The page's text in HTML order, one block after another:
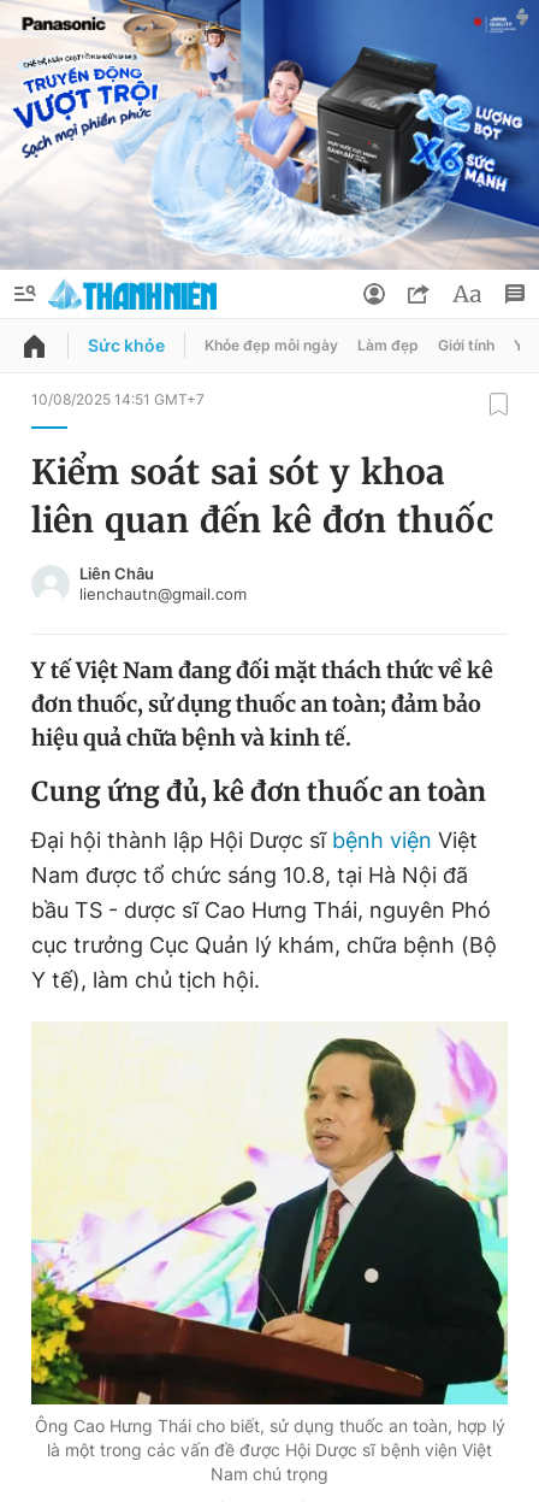
QUẢNG CÁO ĐẶT BÁO
Chuyên mục
Chuyên mục khác
Tin thị trường Tin 360
Magazine
Sản phẩm khác
Tiện ích Bạn cần biết
Thông tin tòa soạn
Đọc Thanh Niên trên điện thoại
Theo dõi báo trên
Hotline
0906 645 777
Liên hệ quảng cáo
0908 780 404
RSS Tòa soạn
Đổi mật khẩu
Tin đã lưu
Tin đã xem
Đăng xuất
Sức khỏe Khỏe đẹp mỗi ngày Làm đẹp Giới tính Y
10/08/2025 14:51 GMT+7
Kiểm soát sai sót y khoa
liên quan đến kê đơn thuốc
Liên Châu
lienchautn@gmail.com
Y tế Việt Nam đang đối mặt thách thức về kê
đơn thuốc, sử dụng thuốc an toàn; đảm bảo
hiệu quả chữa bệnh và kinh tế.
Cung ứng đủ, kê đơn thuốc an toàn
Đại hội thành lập Hội Dược sĩ bệnh viện Việt
Nam được tổ chức sáng 10.8, tại Hà Nội đã
bầu TS - dược sĩ Cao Hưng Thái, nguyên Phó
cục trưởng Cục Quản lý khám, chữa bệnh (Bộ
Y tế), làm chủ tịch hội.
Ông Cao Hưng Thái cho biết, sử dụng thuốc an toàn, hợp lý
là một trong các vấn đề được Hội Dược sĩ bệnh viện Việt
Nam chú trọng